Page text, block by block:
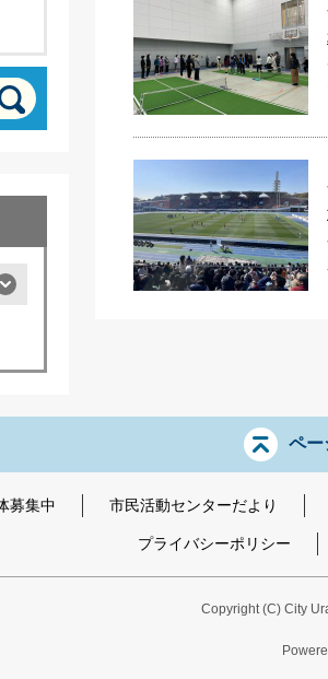
ペー
募集中 市民活動センターだより
プライバシーポリシー
Copyright(C) City